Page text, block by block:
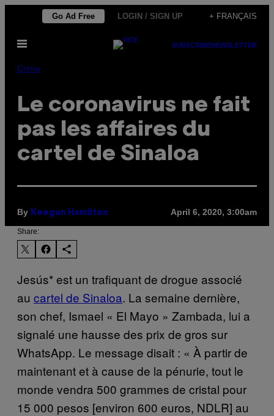
content
Go Ad Free LOGIN / SIGN UP + FRANÇAIS
Open
SUBSCRIBENEWSLETTER
Crime
Le coronavirus ne fait
pas les affaires du
cartel de Sinaloa
By Keegan Hamilton April 6, 2020, 3:00am
Share:
Jesús* est un trafiquant de drogue associé
au cartel de Sinaloa. La semaine dernière,
son chef, Ismael « El Mayo » Zambada, lui a
signalé une hausse des prix de gros sur
WhatsApp. Le message disait : « À partir de
maintenant et à cause de la pénurie, tout le
monde vendra 500 grammes de cristal pour
15 000 pesos [environ 600 euros, NDLR] au